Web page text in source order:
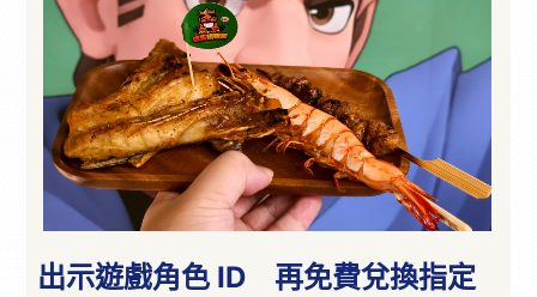
出示遊戲角色 ID 再免費兌換指定